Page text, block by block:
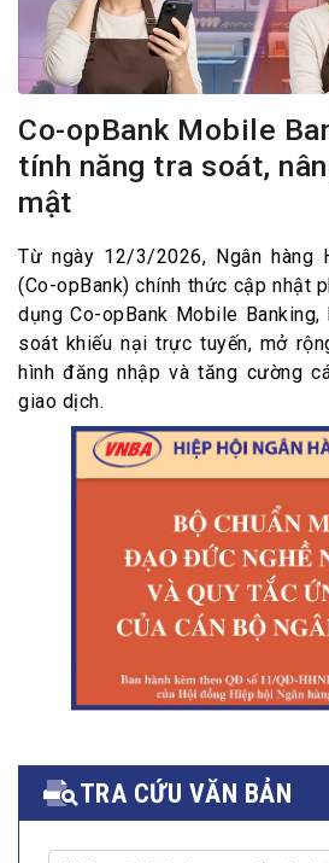
Co-opBank Mobile
tính năng tra soát,
mật
Từ ngày 12/3/2026, Ngân hàng
(Co-opBank) chính thức cập nhật
dụng Co-opBank Mobile
soát khiếu nại trực tuyến, mở
hình đăng nhập và tăng cường
giao dịch.
TRA CỨU VĂN BẢN